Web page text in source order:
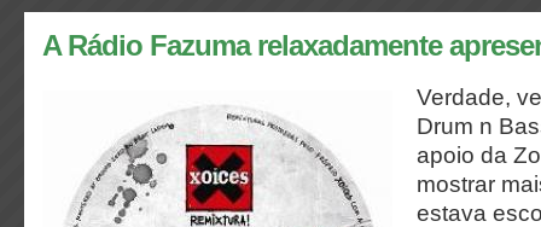
A Rádio Fazuma relaxadamente
Verdade,
Drum n
apoio da
mostrar
estava